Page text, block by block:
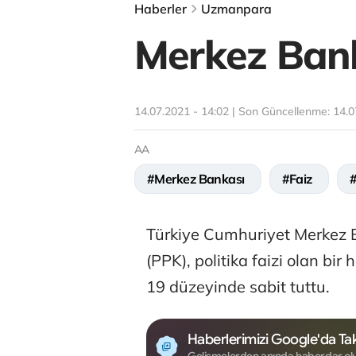
Haberler Uzmanpara
Merkez
14.07.2021 - 14:02 | Son Güncellenme:
AA
#Merkez Bankası #Faiz
Türkiye Cumhuriyet Merkez
(PPK), politika faizi olan bir
19 düzeyinde sabit tuttu.
Haberlerimizi Google'da